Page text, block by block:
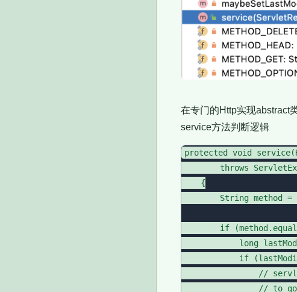
在专门的Http实现abstract
service方法判断逻辑
protected void
throws
    {
String method =
if
long
if
//
// to